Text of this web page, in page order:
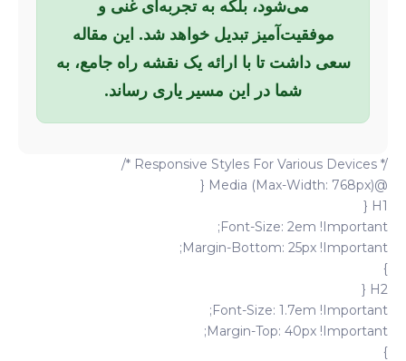
می‌شود، بلکه به تجربه‌ای غنی و
موفقیت‌آمیز تبدیل خواهد شد. این مقاله
سعی داشت تا با ارائه یک نقشه راه جامع، به
شما در این مسیر یاری رساند.
/* Responsive Styles For Various Devices */
@media (max-Width: 768px) {
H1 {
Font-Size: 2em !important;
Margin-Bottom: 25px !important;
}
H2 {
Font-Size: 1.7em !important;
Margin-Top: 40px !important;
}